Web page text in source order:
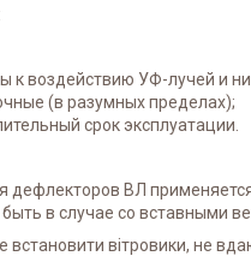
к воздействию УФ-лучей и
(в разумных пределах);
срок эксплуатации.
дефлекторов ВЛ
в случае со вставными
встановити вітровики, не